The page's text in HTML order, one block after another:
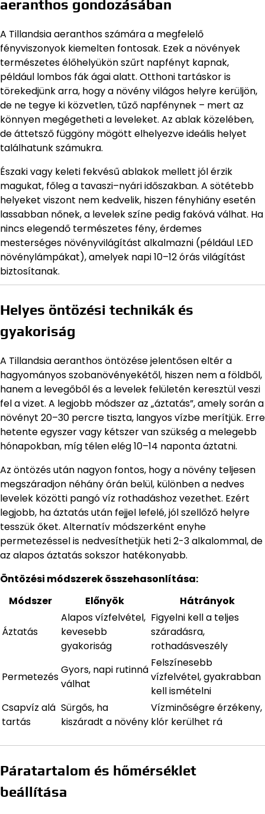
aeranthos gondozásában
A Tillandsia aeranthos számára a megfelelő
fényviszonyok kiemelten fontosak. Ezek a növények
természetes élőhelyükön szűrt napfényt kapnak,
például lombos fák ágai alatt. Otthoni tartáskor is
törekedjünk arra, hogy a növény világos helyre kerüljön,
de ne tegye ki közvetlen, tűző napfénynek – mert az
könnyen megégetheti a leveleket. Az ablak közelében,
de áttetsző függöny mögött elhelyezve ideális helyet
találhatunk számukra.
Északi vagy keleti fekvésű ablakok mellett jól érzik
magukat, főleg a tavaszi–nyári időszakban. A sötétebb
helyeket viszont nem kedvelik, hiszen fényhiány esetén
lassabban nőnek, a levelek színe pedig fakóvá válhat. Ha
nincs elegendő természetes fény, érdemes
mesterséges növényvilágítást alkalmazni (például LED
növénylámpákat), amelyek napi 10–12 órás világítást
biztosítanak.
Helyes öntözési technikák és
gyakoriság
A Tillandsia aeranthos öntözése jelentősen eltér a
hagyományos szobanövényekétől, hiszen nem a földből,
hanem a levegőből és a levelek felületén keresztül veszi
fel a vizet. A legjobb módszer az „áztatás”, amely során a
növényt 20–30 percre tiszta, langyos vízbe merítjük. Erre
hetente egyszer vagy kétszer van szükség a melegebb
hónapokban, míg télen elég 10–14 naponta áztatni.
Az öntözés után nagyon fontos, hogy a növény teljesen
megszáradjon néhány órán belül, különben a nedves
levelek közötti pangó víz rothadáshoz vezethet. Ezért
legjobb, ha áztatás után fejjel lefelé, jól szellőző helyre
tesszük őket. Alternatív módszerként enyhe
permetezéssel is nedvesíthetjük heti 2-3 alkalommal, de
az alapos áztatás sokszor hatékonyabb.
Öntözési módszerek összehasonlítása:
Módszer
Előnyök Hátrányok
Áztatás
Alapos vízfelvétel,
kevesebb
gyakoriság
Figyelni kell a teljes
száradásra,
rothadásveszély
Permetezés
Gyors, napi rutinná
válhat
Felszínesebb
vízfelvétel, gyakrabban
kell ismételni
Csapvíz alá
tartás
Sürgős, ha
kiszáradt a növény
Vízminőségre érzékeny,
klór kerülhet rá
Páratartalom és hőmérséklet
beállítása